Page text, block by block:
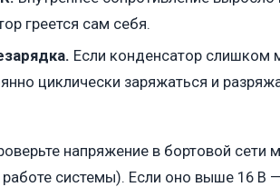
греется сам себя.
Если конденсатор слишком
циклически заряжаться и
напряжение в бортовой сети
работе системы). Если оно выше 16 В